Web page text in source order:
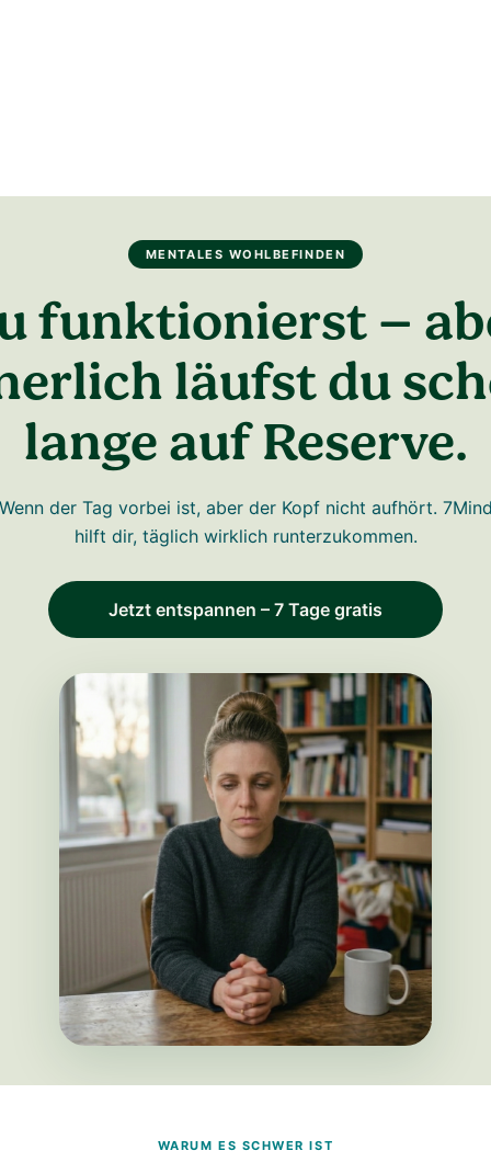
MENTALES WOHLBEFINDEN
funktionierst –
läufst du
lange auf Reserve.
der Tag vorbei ist, aber der Kopf nicht aufhört.
hilft dir, täglich wirklich runterzukommen.
Jetzt entspannen – 7 Tage gratis
WARUM ES SCHWER IST